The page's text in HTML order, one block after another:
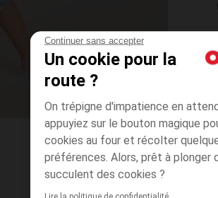
Continuer sans accepter
Un cookie pour la
route ?
On trépigne d'impatience en
appuyiez sur le bouton magique
cookies au four et récolter
préférences. Alors, prêt à plonger
succulent des cookies ?